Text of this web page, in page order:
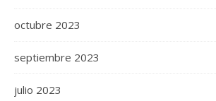
octubre 2023
septiembre 2023
julio 2023